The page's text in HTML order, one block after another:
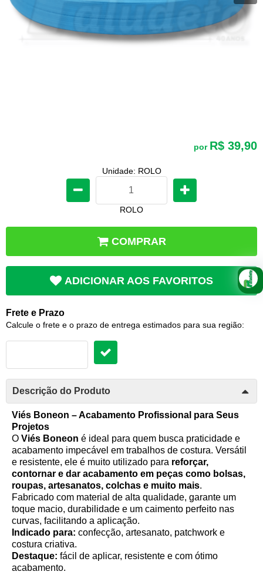
por R$ 39,90
Unidade: ROLO
ROLO
COMPRAR
ADICIONAR AOS FAVORITOS
Frete e Prazo
Calcule o frete e o prazo de entrega estimados para sua região:
Descrição do Produto
Viés Boneon – Acabamento Profissional para Seus
Projetos
O Viés Boneon é ideal para quem busca praticidade e
acabamento impecável em trabalhos de costura. Versátil
e resistente, ele é muito utilizado para reforçar,
contornar e dar acabamento em peças como bolsas,
roupas, artesanatos, colchas e muito mais.
Fabricado com material de alta qualidade, garante um
toque macio, durabilidade e um caimento perfeito nas
curvas, facilitando a aplicação.
Indicado para: confecção, artesanato, patchwork e
costura criativa.
Destaque: fácil de aplicar, resistente e com ótimo
acabamento.